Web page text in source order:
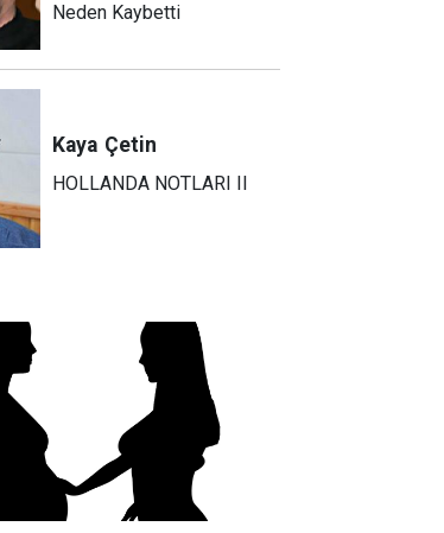
Neden Kaybetti
Kaya Çetin
HOLLANDA NOTLARI II